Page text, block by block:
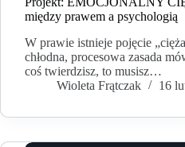
między prawem a psychologią
W prawie istnieje pojęcie
chłodna, procesowa zasada
coś twierdzisz, to musisz…
Wioleta Frątczak
16